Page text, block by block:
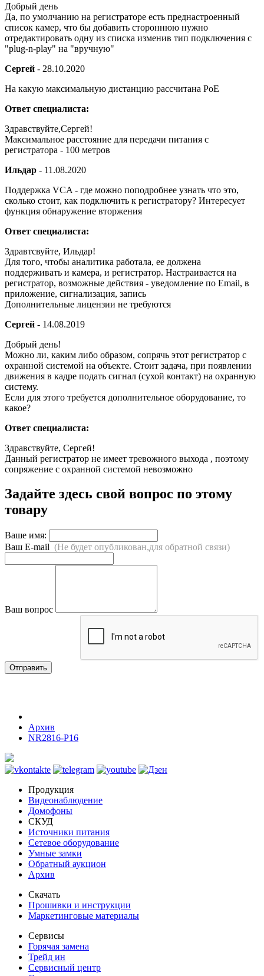
Добрый день
Да, по умолчанию на регистраторе есть преднастроенный
список камер, что бы добавить стороннюю нужно
отредактировать одну из списка изменив тип подключения с
"plug-n-play" на "вручную"
Сергей - 28.10.2020
На какую максимальную дистанцию рассчитана PoE
Ответ специалиста:
Здравствуйте,Сергей!
Максимальное расстояние для передачи питания с
регистратора - 100 метров
Ильдар - 11.08.2020
Поддержка VCA - где можно поподробнее узнать что это,
сколько стоит, как подключить к регистратору? Интересует
функция обнаружение вторжения
Ответ специалиста:
Здравтсвуйте, Ильдар!
Для того, чтобы аналитика работала, ее должена
поддерживать и камера, и регистратор. Настраивается на
регистратор, возможные действия - уведомление по Email, в
приложение, сигнализация, запись
Дополнительные лицензии не требуются
Сергей - 14.08.2019
Добрый день!
Можно ли, каким либо образом, сопрячь этот регистратор с
охранной системой на объекте. Стоит задача, при появлении
движения в кадре подать сигнал (сухой контакт) на охранную
систему.
Если для этого требуется дополнительное оборудование, то
какое?
Ответ специалиста:
Здравствуйте, Сергей!
Данный регистратор не имеет тревожного выхода , поэтому
сопряжение с охранной системой невозможно
Задайте здесь свой вопрос по этому
товару
Ваше имя:
Ваш E-mail (Не будет опубликован,для обратной связи)
Ваш вопрос
Отправить
Архив
NR2816-P16
Продукция
Видеонаблюдение
Домофоны
СКУД
Источники питания
Сетевое оборудование
Умные замки
Обратный аукцион
Архив
Скачать
Прошивки и инструкции
Маркетинговые материалы
Сервисы
Горячая замена
Трейд ин
Сервисный центр